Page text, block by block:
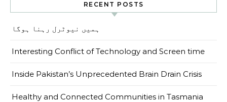
RECENT POSTS
ہمیں نیوٹرل رہنا ہوگا
Interesting Conflict of Technology and Screen time
Inside Pakistan’s Unprecedented Brain Drain Crisis
Healthy and Connected Communities in Tasmania